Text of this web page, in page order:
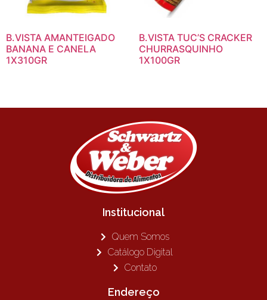
B.VISTA AMANTEIGADO
BANANA E CANELA
1X310GR
B.VISTA TUC’S CRACKER
CHURRASQUINHO
1X100GR
Institucional
Quem Somos
Catálogo Digital
Contato
Endereço